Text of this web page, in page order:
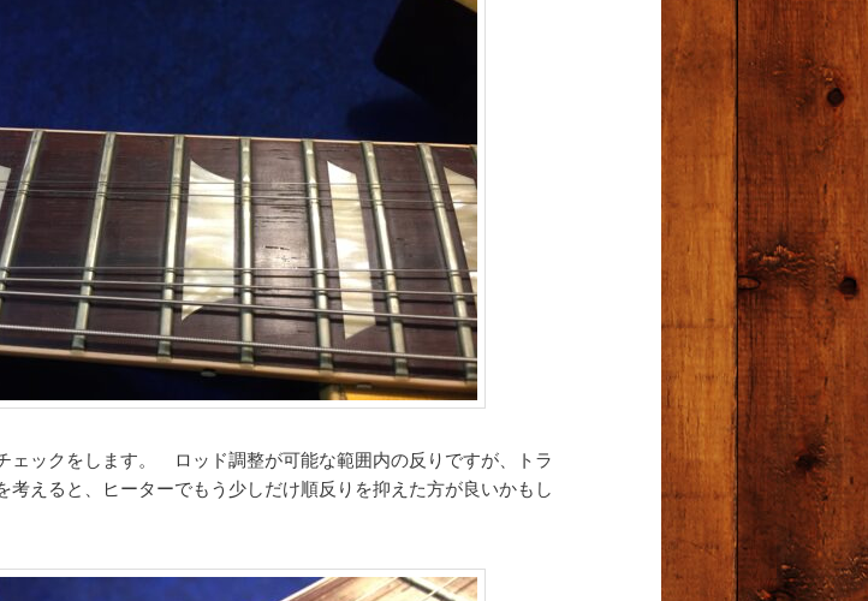
ェックをします。 ロッド調整が可能な範囲内の反りですが、トラ
考えると、ヒーターでもう少しだけ順反りを抑えた方が良いかもし